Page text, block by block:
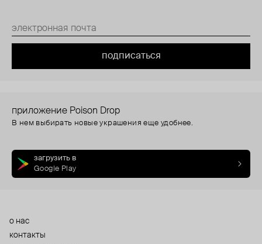
подписаться
приложение Poison Drop
В нем выбирать новые украшения еще удобнее.
загрузить в
Google Play
о нас
контакты